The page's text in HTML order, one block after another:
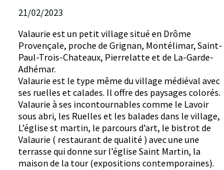
21/02/2023
Valaurie est un petit village situé en Drôme
Provençale, proche de Grignan, Montélimar, Saint-
Paul-Trois-Chateaux, Pierrelatte et de La-Garde-
Adhémar.
Valaurie est le type même du village médiéval avec
ses ruelles et calades. Il offre des paysages colorés.
Valaurie à ses incontournables comme le Lavoir
sous abri, les Ruelles et les balades dans le village,
L’église st martin, le parcours d’art, le bistrot de
Valaurie ( restaurant de qualité ) avec une une
terrasse qui donne sur l’église Saint Martin, la
maison de la tour (expositions contemporaines).